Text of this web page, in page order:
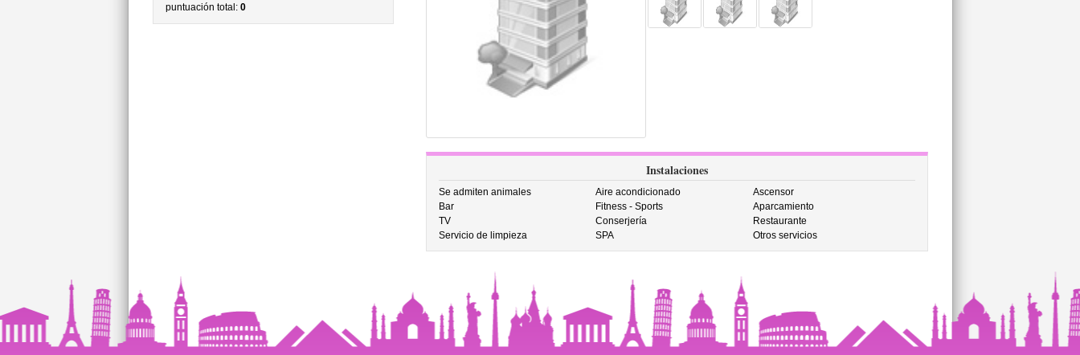
puntuación total: 0
Instalaciones
Se admiten animales Aire acondicionado
Ascensor
Bar
Fitness - Sports
Aparcamiento
TV
Conserjería
Restaurante
Servicio de limpieza
SPA Otros servicios